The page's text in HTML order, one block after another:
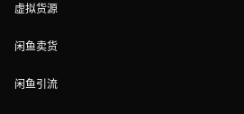
虚拟货源
闲鱼卖货
闲鱼引流